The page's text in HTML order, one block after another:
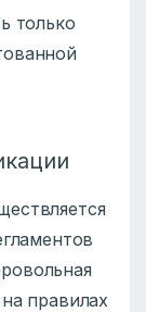
только
правилах